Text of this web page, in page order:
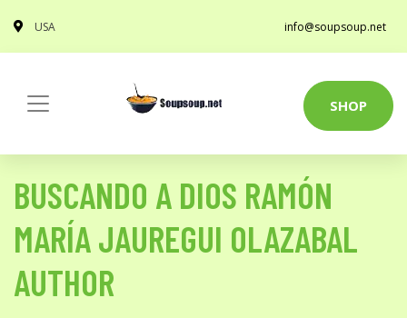
USA info@soupsoup.net
SHOP
BUSCANDO A DIOS RAMÓN
MARÍA JAUREGUI OLAZABAL
AUTHOR